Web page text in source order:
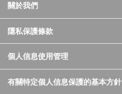
關於我們
隱私保護條款
個人信息使用管理
有關特定個人信息保護的基本方針